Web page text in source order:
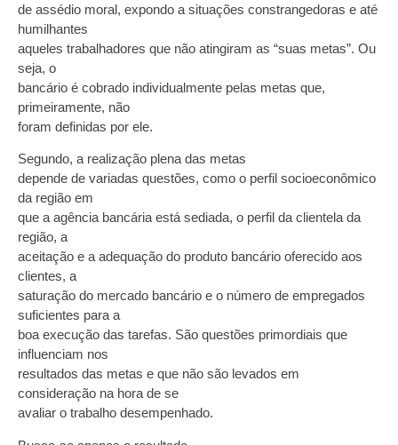
de assédio moral, expondo a situações constrangedoras e até
humilhantes
aqueles trabalhadores que não atingiram as “suas metas”. Ou
seja, o
bancário é cobrado individualmente pelas metas que,
primeiramente, não
foram definidas por ele.
Segundo, a realização plena das metas
depende de variadas questões, como o perfil socioeconômico
da região em
que a agência bancária está sediada, o perfil da clientela da
região, a
aceitação e a adequação do produto bancário oferecido aos
clientes, a
saturação do mercado bancário e o número de empregados
suficientes para a
boa execução das tarefas. São questões primordiais que
influenciam nos
resultados das metas e que não são levados em
consideração na hora de se
avaliar o trabalho desempenhado.